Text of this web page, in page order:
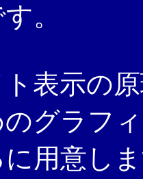
。
表示の
グラフ
用意し